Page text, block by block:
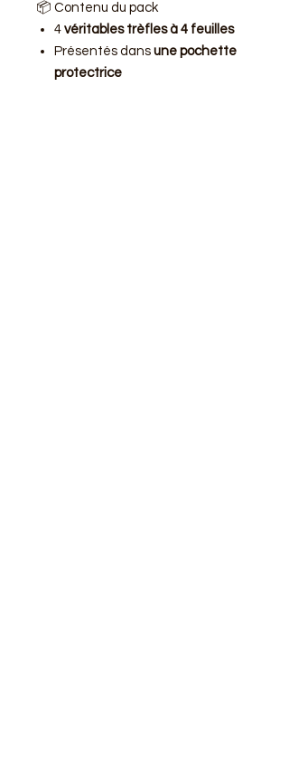
📦 Contenu du pack
4 véritables trèfles à 4 feuilles
Présentés dans une pochette
protectrice